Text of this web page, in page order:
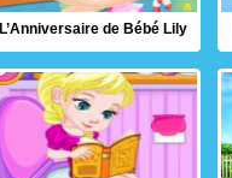
L’Anniversaire de Bébé Lily